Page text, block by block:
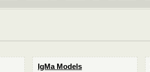
IgMa Models